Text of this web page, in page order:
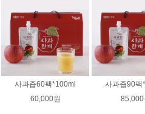
사과즙60팩*100ml
60,000원
사과즙90팩
85,000